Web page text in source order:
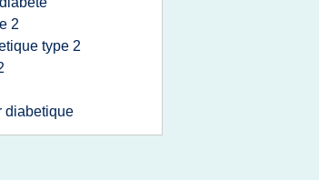
2
type 2
diabetique